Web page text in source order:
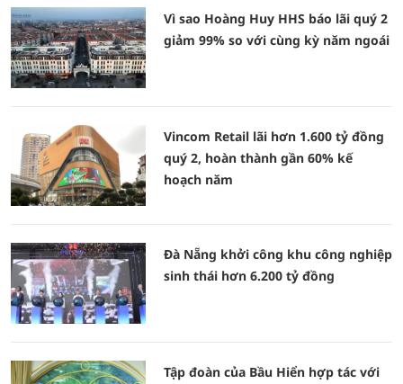
Vì sao Hoàng Huy HHS báo lãi quý 2
giảm 99% so với cùng kỳ năm ngoái
Vincom Retail lãi hơn 1.600 tỷ đồng
quý 2, hoàn thành gần 60% kế
hoạch năm
Đà Nẵng khởi công khu công nghiệp
sinh thái hơn 6.200 tỷ đồng
Tập đoàn của Bầu Hiển hợp tác với